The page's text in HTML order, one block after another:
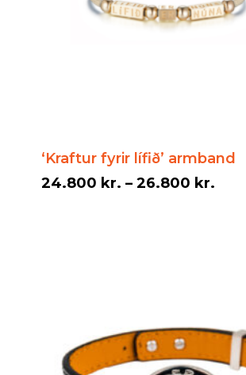
‘Kraftur fyrir lífið’ armband
24.800 kr. – 26.800 kr.Price